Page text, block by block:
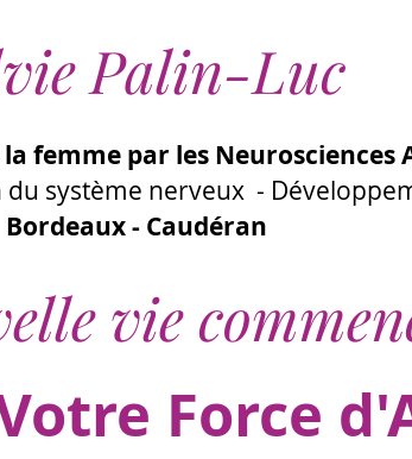
Palin-Luc
femme par les Neurosciences
du système nerveux -
Bordeaux - Caudéran
vie
Force